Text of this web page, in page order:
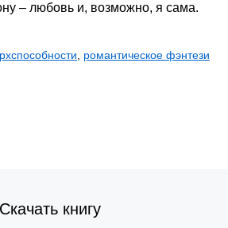
– любовь и, возможно, я сама.
романтическое фэнтези
Скачать книгу